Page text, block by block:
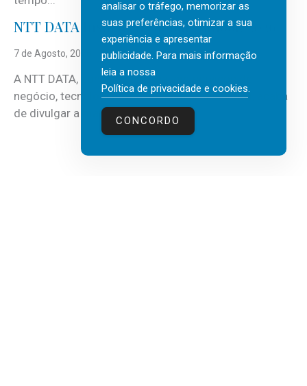
NTT DATA Insurtech Global Outlook 2026
7 de Agosto, 2026
A NTT DATA, consultora global em serviços de
negócio, tecnologia e inteligência artificial (IA), acaba
de divulgar a mais recente...
analisar o tráfego, memorizar as
suas preferências, otimizar a sua
experiência e apresentar
publicidade. Para mais informação
leia a nossa
Política de privacidade e cookies.
CONCORDO